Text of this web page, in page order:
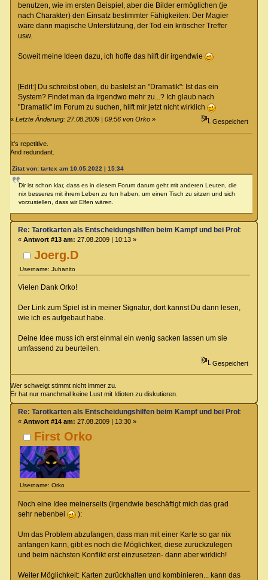
benutzen, wie im ersten Beispiel, aber die Bilder ermöglichen (je
nach Charakter) den Einsatz bestimmter Fähigkeiten: Der Magier
wäre dann magische Unterstützung, der Tod ein kritischer Treffer
usw.
Soweit meine Ideen dazu, ich hoffe das hilft dir irgendwie
[Edit:] Du schreibst oben, du bastelst an "Dramatik": Ist das ein
System? Findet man da irgendwo mehr zu...? Ich glaub nach
"Dramatik" im Forum zu suchen, hilft mir jetzt nicht wirklich
«Letzte Änderung: 27.08.2009 | 09:56 von Orko » Gespeichert
It's repetitive.
And redundant.
Zitat von: tartex am 10.05.2022 | 15:34
Dir ist schon klar, dass es in diesem Forum darum geht mit anderen Leuten, die
nix besseres mit ihrem Leben zu tun haben, um einen Tisch zu sitzen und sich
vorzustellen, dass wir Elfen wären.
Joerg.D
Username: Juhanito
Re: Tarotkarten als Entscheidungshilfen beim Kampf und bei Proben
« Antwort #13 am: 27.08.2009 | 10:13 »
Vielen Dank Orko!
Der Link zum Spiel ist in meiner Signatur, dort kannst Du dann lesen,
wie ich es aufgebaut habe.
Deine Idee muss ich erst einmal ein wenig sacken lassen um sie
umfassend zu beurteilen.
Gespeichert
Wer schweigt stimmt nicht immer zu.
Er hat nur manchmal keine Lust mit Idioten zu diskutieren.
First Orko
Username: Orko
Re: Tarotkarten als Entscheidungshilfen beim Kampf und bei Proben
« Antwort #14 am: 27.08.2009 | 13:30 »
Noch eine Idee meinerseits (irgendwie beschäftigt mich das grad
sehr nebenbei
):
Um das Problem abzufangen, dass man mit einer Karte so gar nix
anfangen kann, gibt es noch die Möglichkeit, diese zurückzulegen
und beim nächsten Konflikt erst einzusetzen- dann aber wirklich!
Weiter Möglichkeit: Karten zurückhalten und kombinieren... kann das